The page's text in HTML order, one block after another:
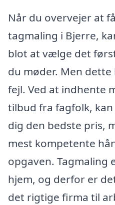
Når du overvejer at
tagmaling i Bjerre,
blot at vælge det
du møder. Men
fejl. Ved at indhente
tilbud fra fagfolk,
dig den bedste pris,
mest kompetente
opgaven. Tagmaling
hjem, og derfor er
det rigtige firma til